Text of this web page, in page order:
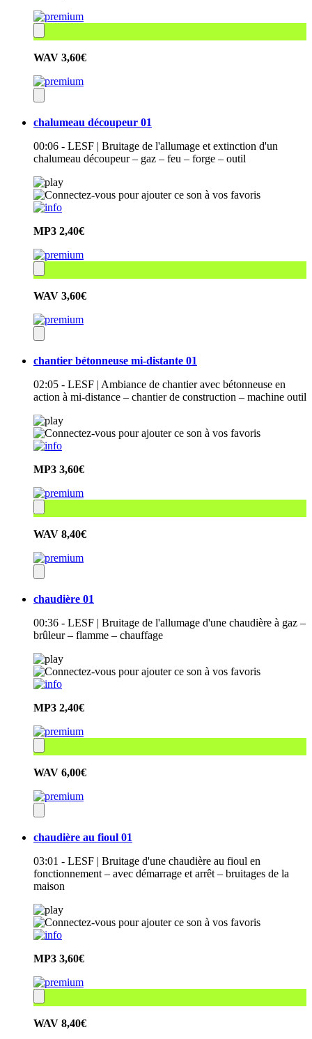
WAV 3,60€
chalumeau découpeur 01
00:06 - LESF | Bruitage de l'allumage et extinction d'un
chalumeau découpeur – gaz – feu – forge – outil
MP3 2,40€
WAV 3,60€
chantier bétonneuse mi-distante 01
02:05 - LESF | Ambiance de chantier avec bétonneuse en
action à mi-distance – chantier de construction – machine outil
MP3 3,60€
WAV 8,40€
chaudière 01
00:36 - LESF | Bruitage de l'allumage d'une chaudière à gaz –
brûleur – flamme – chauffage
MP3 2,40€
WAV 6,00€
chaudière au fioul 01
03:01 - LESF | Bruitage d'une chaudière au fioul en
fonctionnement – avec démarrage et arrêt – bruitages de la
maison
MP3 3,60€
WAV 8,40€